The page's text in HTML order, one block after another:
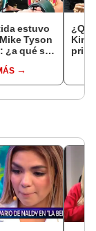
estuvo
Tyson
¿a qué se
Kina